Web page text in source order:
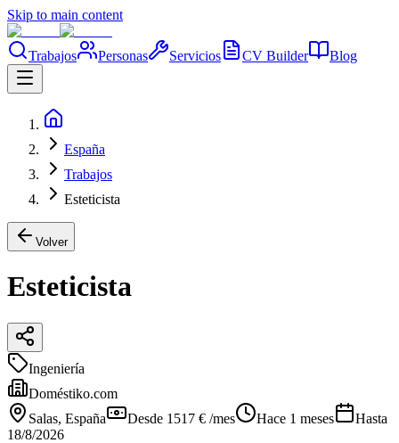
Skip to main content
Trabajos Personas Servicios CV Builder Blog
España
Trabajos
Esteticista
Volver
Esteticista
Ingeniería
Doméstiko.com
Salas, España Desde 1517 € /mes Hace 1 meses
Hasta
18/8/2026